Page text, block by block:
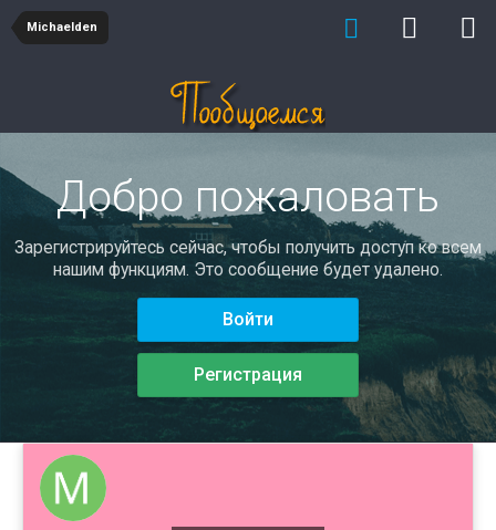
Michaelden
Добро пожаловать
Зарегистрируйтесь сейчас, чтобы получить доступ ко всем
нашим функциям. Это сообщение будет удалено.
Войти
Регистрация